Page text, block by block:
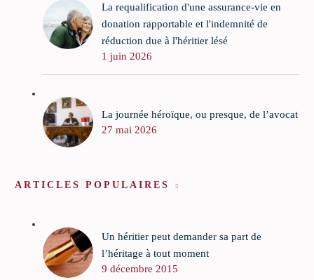
La requalification d'une assurance-vie en
donation rapportable et l'indemnité de
réduction due à l'héritier lésé
1 juin 2026
La journée héroïque, ou presque, de l’avocat
27 mai 2026
ARTICLES POPULAIRES
Un héritier peut demander sa part de
l’héritage à tout moment
9 décembre 2015